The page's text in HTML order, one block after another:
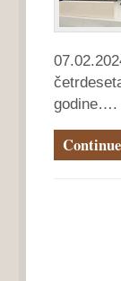
godine….